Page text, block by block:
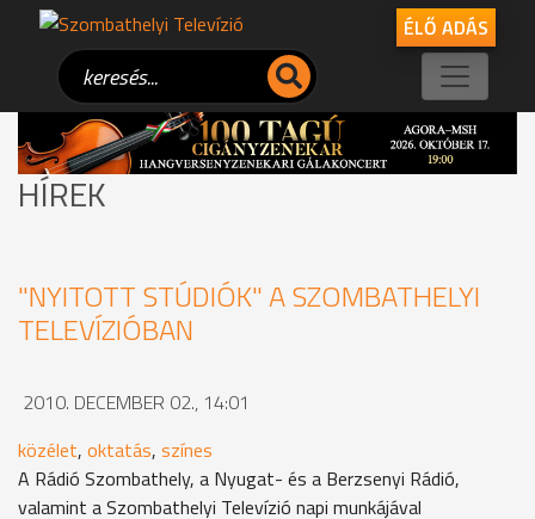
ÉLŐ ADÁS
HÍREK
"NYITOTT STÚDIÓK" A SZOMBATHELYI
TELEVÍZIÓBAN
2010. DECEMBER 02., 14:01
közélet, oktatás, színes
A Rádió Szombathely, a Nyugat- és a Berzsenyi Rádió,
valamint a Szombathelyi Televízió napi munkájával